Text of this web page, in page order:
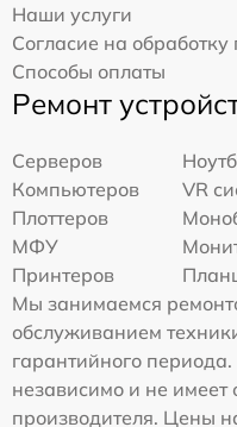
Наши услуги
Согласие на
Способы оплаты
Ремонт
Серверов
Компьютеров
VR
Плоттеров
МФУ
Принтеров
Мы занимаемся
обслуживанием
гарантийного
независимо и не
производителя. Цены